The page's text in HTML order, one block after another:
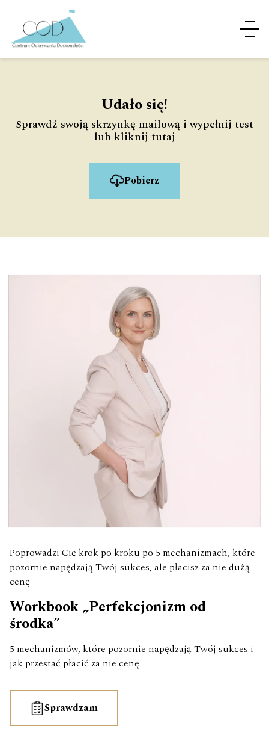
Udało się!
Sprawdź swoją skrzynkę mailową i wypełnij test
lub kliknij tutaj
Pobierz
Poprowadzi Cię krok po kroku po 5 mechanizmach, które
pozornie napędzają Twój sukces, ale płacisz za nie dużą
cenę
Workbook „Perfekcjonizm od
środka”
5 mechanizmów, które pozornie napędzają Twój sukces i
jak przestać płacić za nie cenę
Sprawdzam